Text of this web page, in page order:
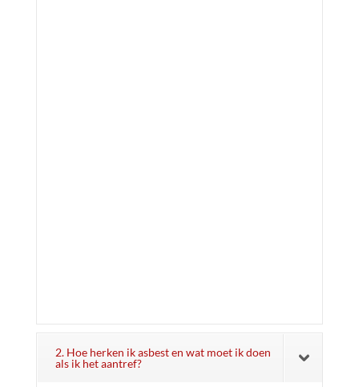
2. Hoe herken ik asbest en wat moet ik doen
als ik het aantref?